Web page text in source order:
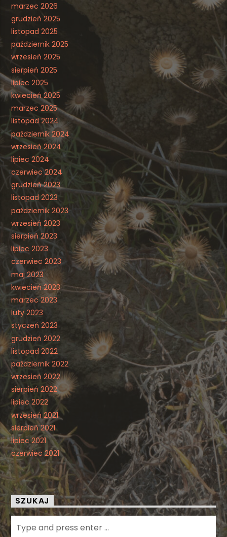
marzec 2026
grudzień 2025
listopad 2025
październik 2025
wrzesień 2025
sierpień 2025
lipiec 2025
kwiecień 2025
marzec 2025
listopad 2024
październik 2024
wrzesień 2024
lipiec 2024
czerwiec 2024
grudzień 2023
listopad 2023
październik 2023
wrzesień 2023
sierpień 2023
lipiec 2023
czerwiec 2023
maj 2023
kwiecień 2023
marzec 2023
luty 2023
styczeń 2023
grudzień 2022
listopad 2022
październik 2022
wrzesień 2022
sierpień 2022
lipiec 2022
wrzesień 2021
sierpień 2021
lipiec 2021
czerwiec 2021
SZUKAJ